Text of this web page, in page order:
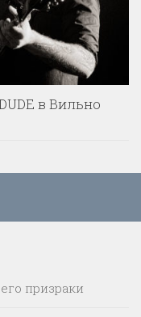
в Вильно
призраки